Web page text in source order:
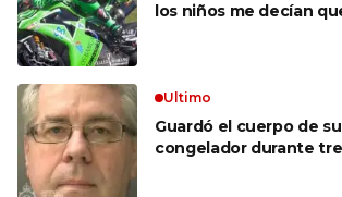
los niños me decían
Ultimo
Guardó el cuerpo de
congelador durante